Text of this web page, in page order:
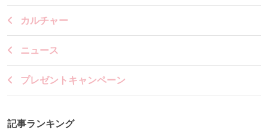
カルチャー
ニュース
プレゼントキャンペーン
記事ランキング